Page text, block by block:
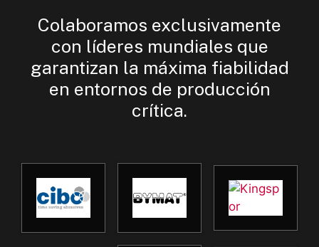
Colaboramos exclusivamente
con líderes mundiales que
garantizan la máxima fiabilidad
en entornos de producción
crítica.